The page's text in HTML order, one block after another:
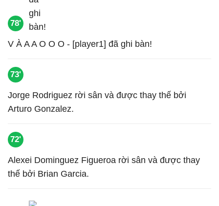
78'
V À A A O O O - [player1] đã ghi bàn!
73'
Jorge Rodriguez rời sân và được thay thế bởi
Arturo Gonzalez.
72'
Alexei Dominguez Figueroa rời sân và được thay
thế bởi Brian Garcia.